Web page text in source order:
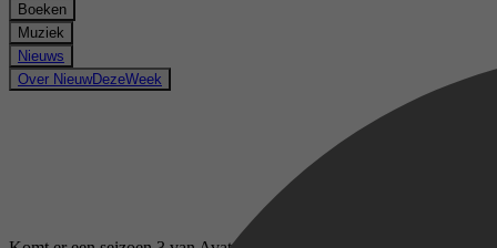
Boeken
Muziek
Nieuws
Over NieuwDezeWeek